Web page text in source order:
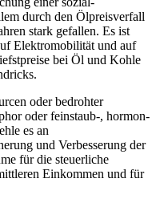
durch den Ölpreisverfall
stark gefallen. Es ist
Elektromobilität und auf
bei Öl und Kohle
oder bedrohter
oder feinstaub-, hormon-
es an
und Verbesserung der
für die steuerliche
Einkommen und für